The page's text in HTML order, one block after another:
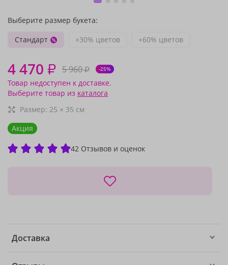
Выберите размер букета:
Стандарт
+30% цветов +60% цветов
4 470 ₽ 5 960₽ -25%
Товар недоступен к доставке.
Выберите товар из каталога
Размер: 25 × 35 см
Акция
42 Отзывов и оценок
Доставка